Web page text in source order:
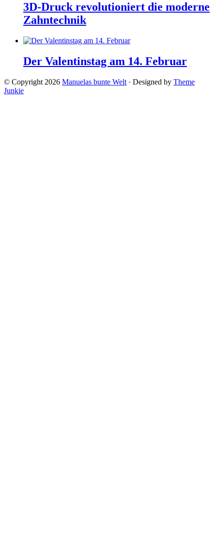
3D-Druck revolutioniert die moderne
Zahntechnik
Der Valentinstag am 14. Februar
© Copyright 2026 Manuelas bunte Welt · Designed by Theme
Junkie